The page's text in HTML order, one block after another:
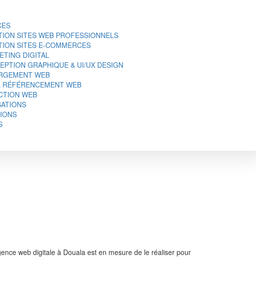
SITES WEB PROFESSIONNELS
SITES E-COMMERCES
DIGITAL
GRAPHIQUE & UI/UX DESIGN
WEB
RÉFÉRENCEMENT WEB
WEB
web digitale à Douala est en mesure de le réaliser pour